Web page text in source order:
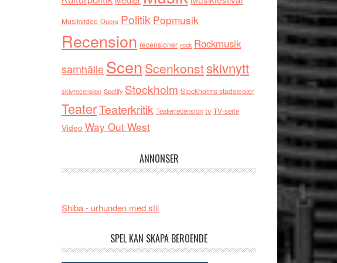
Musikvideo Opera Politik Popmusik
Recension recensioner rock Rockmusik
samhälleScen Scenkonstskivnytt
skivrecension Spotify Stockholm Stockholms stadsteater
TeaterTeaterkritik Teaterrecension tv TV-serie
Video Way Out West
ANNONSER
Shiba - urhunden med stil
SPEL KAN SKAPA BEROENDE